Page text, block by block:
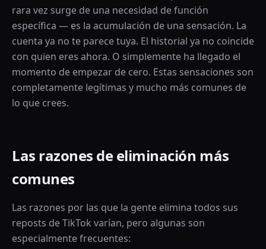
rara vez surge de una necesidad de función
específica — es la acumulación de una sensación. La
cuenta ya no te parece tuya. El historial ya no coincide
con quien eres ahora. O simplemente ha llegado el
momento de empezar de cero. Estas sensaciones son
completamente legítimas y mucho más comunes de
lo que crees.
Las razones de eliminación más
comunes
Las razones por las que la gente elimina todos sus
reposts de TikTok varían, pero algunas son
especialmente frecuentes: